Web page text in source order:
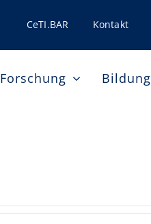
CeTI.BAR Kontakt
Forschung Bildung